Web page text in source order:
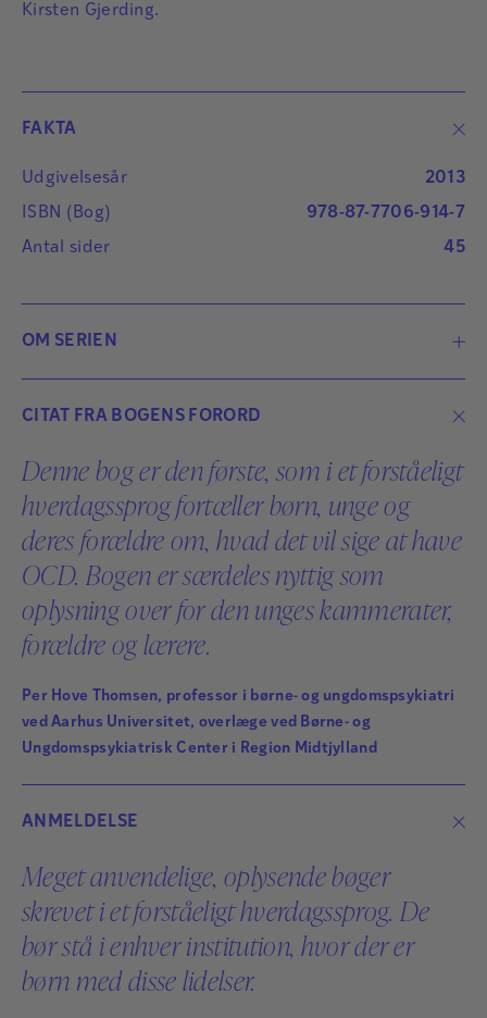
Kirsten Gjerding.
FAKTA
Udgivelsesår
2013
ISBN (Bog)
978-87-7706-914-7
Antal sider
45
OM SERIEN
introduktion til forskellige sygdomme og tilstande,
karakter, der på en nærværende og lettilgængelig
måde fortæller om sig selv og de udfordringer,
personens tilstand giver i hverdagen – både for
vedkommende selv og for omgivelserne.
Bøgerne er illustrerede, og målgruppen er børn og
unge i alderen syv år og opefter samt forældre,
tilstande, bøgerne omhandler.
CITAT FRA BOGENS FORORD
Denne bog er den første, som i et forståeligt
hverdagssprog fortæller børn, unge og
deres forældre om, hvad det vil sige at have
OCD. Bogen er særdeles nyttig som
oplysning over for den unges kammerater,
forældre og lærere.
Per Hove Thomsen, professor i børne- og ungdomspsykiatri
ved Aarhus Universitet, overlæge ved Børne- og
Ungdomspsykiatrisk Center i Region Midtjylland
ANMELDELSE
Meget anvendelige, oplysende bøger
skrevet i et forståeligt hverdagssprog. De
bør stå i enhver institution, hvor der er
børn med disse lidelser.